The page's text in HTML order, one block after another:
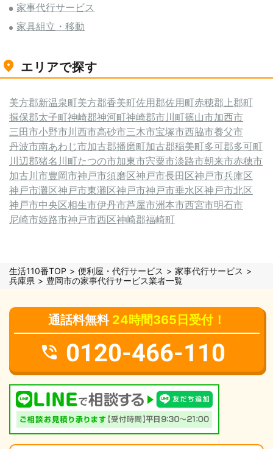
家事代行サービス
家具組立・移動
エリアで探す
美方郡新温泉町美方郡香美町佐用郡佐用町赤穂郡上郡町
揖保郡太子町神崎郡神河町神崎郡市川町篠山市加西市
三田市小野市川西市高砂市三木市宝塚市西脇市養父市
丹波市南あわじ市加古郡播磨町加古郡稲美町多可郡多可町
川辺郡猪名川町たつの市加東市宍粟市淡路市朝来市赤穂市
加古川市豊岡市神戸市須磨区神戸市長田区神戸市兵庫区
神戸市灘区神戸市東灘区神戸市神戸市垂水区神戸市北区
神戸市中央区相生市伊丹市芦屋市洲本市西宮市明石市
尼崎市姫路市神戸市西区神崎郡福崎町
生活110番TOP 便利屋・代行サービス
家事代行サービス
兵庫県
豊岡市の家事代行サービス業者一覧
通話料無料 24時間365日受付！
0120-466-110